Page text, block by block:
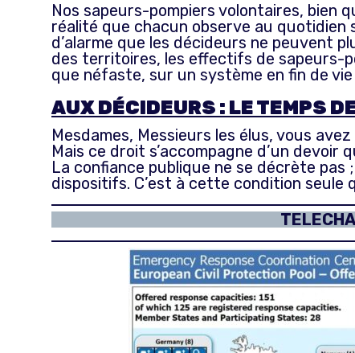
Nos sapeurs-pompiers volontaires, bien
réalité que chacun observe au
d’alarme que les décideurs ne peuvent
des territoires, les effectifs de sapeurs-
que néfaste, sur un système en fin de
AUX DÉCIDEURS : LE TEMPS
Mesdames, Messieurs les élus, vous
Mais ce droit s’accompagne d’un
La confiance publique ne se décrète
dispositifs. C’est à cette condition